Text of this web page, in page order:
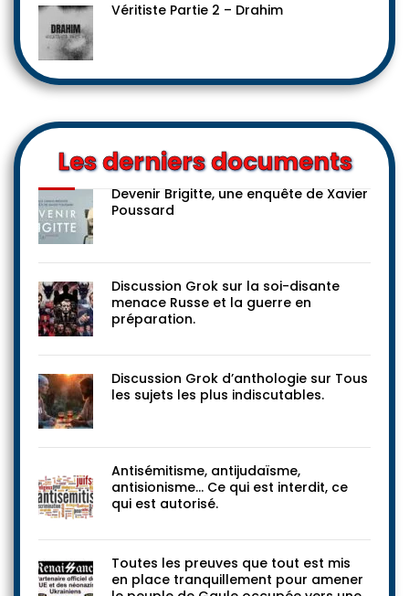
Véritiste Partie 2 – Drahim
Les derniers documents
Devenir Brigitte, une enquête de Xavier
Poussard
Discussion Grok sur la soi-disante
menace Russe et la guerre en
préparation.
Discussion Grok d’anthologie sur Tous
les sujets les plus indiscutables.
Antisémitisme, antijudaïsme,
antisionisme… Ce qui est interdit, ce
qui est autorisé.
Toutes les preuves que tout est mis
en place tranquillement pour amener